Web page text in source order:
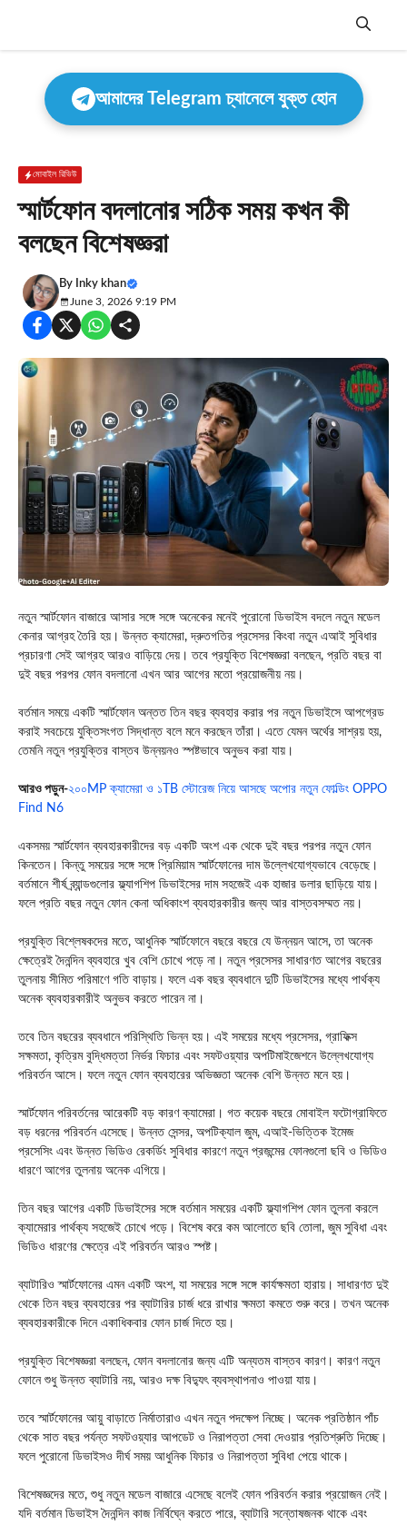
Menu
আমাদের Telegram চ্যানেলে যুক্ত হোন
মোবাইল রিভিউ
স্মার্টফোন বদলানোর সঠিক সময় কখন কী
বলছেন বিশেষজ্ঞরা
By Inky khan
June 3, 2026 9:19 PM
নতুন স্মার্টফোন বাজারে আসার সঙ্গে সঙ্গে অনেকের মনেই পুরোনো ডিভাইস বদলে নতুন মডেল
কেনার আগ্রহ তৈরি হয়। উন্নত ক্যামেরা, দ্রুতগতির প্রসেসর কিংবা নতুন এআই সুবিধার
প্রচারণা সেই আগ্রহ আরও বাড়িয়ে দেয়। তবে প্রযুক্তি বিশেষজ্ঞরা বলছেন, প্রতি বছর বা
দুই বছর পরপর ফোন বদলানো এখন আর আগের মতো প্রয়োজনীয় নয়।
বর্তমান সময়ে একটি স্মার্টফোন অন্তত তিন বছর ব্যবহার করার পর নতুন ডিভাইসে আপগ্রেড
করাই সবচেয়ে যুক্তিসংগত সিদ্ধান্ত বলে মনে করছেন তাঁরা। এতে যেমন অর্থের সাশ্রয় হয়,
তেমনি নতুন প্রযুক্তির বাস্তব উন্নয়নও স্পষ্টভাবে অনুভব করা যায়।
আরও পড়ুন-২০০MP ক্যামেরা ও ১TB স্টোরেজ নিয়ে আসছে অপোর নতুন ফোল্ডিং OPPO
Find N6
একসময় স্মার্টফোন ব্যবহারকারীদের বড় একটি অংশ এক থেকে দুই বছর পরপর নতুন ফোন
কিনতেন। কিন্তু সময়ের সঙ্গে সঙ্গে প্রিমিয়াম স্মার্টফোনের দাম উল্লেখযোগ্যভাবে বেড়েছে।
বর্তমানে শীর্ষ ব্র্যান্ডগুলোর ফ্ল্যাগশিপ ডিভাইসের দাম সহজেই এক হাজার ডলার ছাড়িয়ে যায়।
ফলে প্রতি বছর নতুন ফোন কেনা অধিকাংশ ব্যবহারকারীর জন্য আর বাস্তবসম্মত নয়।
প্রযুক্তি বিশ্লেষকদের মতে, আধুনিক স্মার্টফোনে বছরে বছরে যে উন্নয়ন আসে, তা অনেক
ক্ষেত্রেই দৈনন্দিন ব্যবহারে খুব বেশি চোখে পড়ে না। নতুন প্রসেসর সাধারণত আগের বছরের
তুলনায় সীমিত পরিমাণে গতি বাড়ায়। ফলে এক বছর ব্যবধানে দুটি ডিভাইসের মধ্যে পার্থক্য
অনেক ব্যবহারকারীই অনুভব করতে পারেন না।
তবে তিন বছরের ব্যবধানে পরিস্থিতি ভিন্ন হয়। এই সময়ের মধ্যে প্রসেসর, গ্রাফিক্স
সক্ষমতা, কৃত্রিম বুদ্ধিমত্তা নির্ভর ফিচার এবং সফটওয়্যার অপটিমাইজেশনে উল্লেখযোগ্য
পরিবর্তন আসে। ফলে নতুন ফোন ব্যবহারের অভিজ্ঞতা অনেক বেশি উন্নত মনে হয়।
স্মার্টফোন পরিবর্তনের আরেকটি বড় কারণ ক্যামেরা। গত কয়েক বছরে মোবাইল ফটোগ্রাফিতে
বড় ধরনের পরিবর্তন এসেছে। উন্নত সেন্সর, অপটিক্যাল জুম, এআই-ভিত্তিক ইমেজ
প্রসেসিং এবং উন্নত ভিডিও রেকর্ডিং সুবিধার কারণে নতুন প্রজন্মের ফোনগুলো ছবি ও ভিডিও
ধারণে আগের তুলনায় অনেক এগিয়ে।
তিন বছর আগের একটি ডিভাইসের সঙ্গে বর্তমান সময়ের একটি ফ্ল্যাগশিপ ফোন তুলনা করলে
ক্যামেরার পার্থক্য সহজেই চোখে পড়ে। বিশেষ করে কম আলোতে ছবি তোলা, জুম সুবিধা এবং
ভিডিও ধারণের ক্ষেত্রে এই পরিবর্তন আরও স্পষ্ট।
ব্যাটারিও স্মার্টফোনের এমন একটি অংশ, যা সময়ের সঙ্গে সঙ্গে কার্যক্ষমতা হারায়। সাধারণত দুই
থেকে তিন বছর ব্যবহারের পর ব্যাটারির চার্জ ধরে রাখার ক্ষমতা কমতে শুরু করে। তখন অনেক
ব্যবহারকারীকে দিনে একাধিকবার ফোন চার্জ দিতে হয়।
প্রযুক্তি বিশেষজ্ঞরা বলছেন, ফোন বদলানোর জন্য এটি অন্যতম বাস্তব কারণ। কারণ নতুন
ফোনে শুধু উন্নত ব্যাটারি নয়, আরও দক্ষ বিদ্যুৎ ব্যবস্থাপনাও পাওয়া যায়।
তবে স্মার্টফোনের আয়ু বাড়াতে নির্মাতারাও এখন নতুন পদক্ষেপ নিচ্ছে। অনেক প্রতিষ্ঠান পাঁচ
থেকে সাত বছর পর্যন্ত সফটওয়্যার আপডেট ও নিরাপত্তা সেবা দেওয়ার প্রতিশ্রুতি দিচ্ছে।
ফলে পুরোনো ডিভাইসও দীর্ঘ সময় আধুনিক ফিচার ও নিরাপত্তা সুবিধা পেয়ে থাকে।
বিশেষজ্ঞদের মতে, শুধু নতুন মডেল বাজারে এসেছে বলেই ফোন পরিবর্তন করার প্রয়োজন নেই।
যদি বর্তমান ডিভাইস দৈনন্দিন কাজ নির্বিঘ্নে করতে পারে, ব্যাটারি সন্তোষজনক থাকে এবং